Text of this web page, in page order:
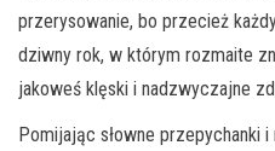
przerysowanie, bo przecież
dziwny rok, w którym rozmaite
jakoweś klęski i nadzwyczajne
Pomijając słowne przepychanki